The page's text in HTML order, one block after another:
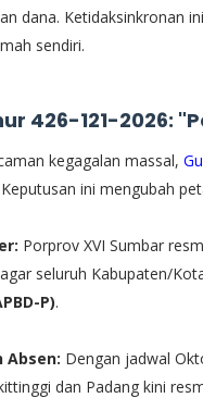
dana. Ketidaksinkronan
sendiri.
426-121-2026:
kegagalan massal,
ini mengubah
Porprov XVI Sumbar
seluruh Kabupaten/
P).
Absen: Dengan jadwal
dan Padang kini